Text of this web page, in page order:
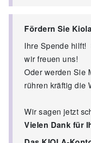
Fördern Sie
Ihre Spende
wir freuen uns!
Oder werden Sie
rühren kräftig die
Wir sagen jetzt
Vielen Dank für